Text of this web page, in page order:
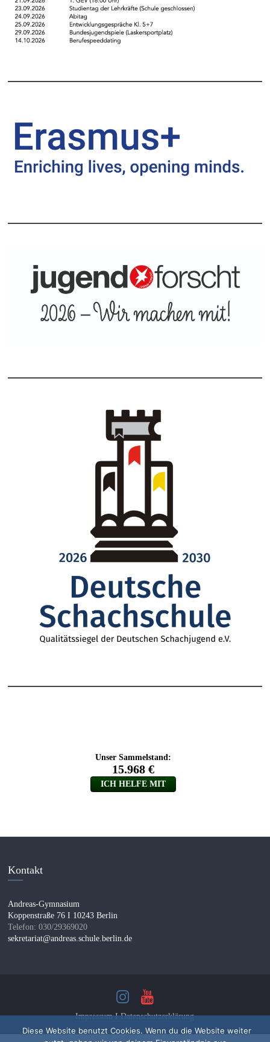
Kontakt
Andreas-Gymnasium
Koppenstraße 76 I 10243 Berlin
Telefon: 030/29369020
sekretariat@andreas.schule.berlin.de
Impressum IDatenschutzerklärung
Diese Website benutzt Cookies. Wenn du die Website weiter